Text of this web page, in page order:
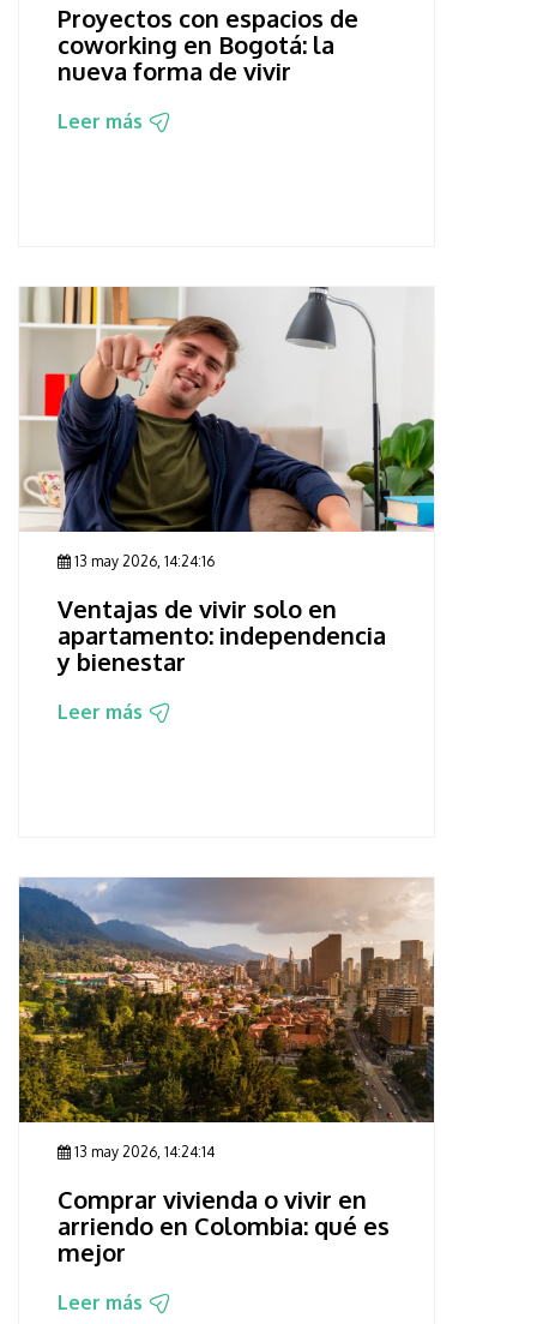
Proyectos con espacios de
coworking en Bogotá: la
nueva forma de vivir
Leer más
13 may 2026, 14:24:16
Ventajas de vivir solo en
apartamento: independencia
y bienestar
Leer más
13 may 2026, 14:24:14
Comprar vivienda o vivir en
arriendo en Colombia: qué es
mejor
Leer más